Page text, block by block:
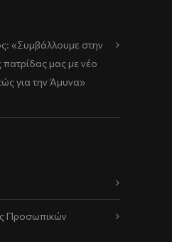
«Συμβάλλουμε στην
πατρίδας μας με νέο
για την Άμυνα»
Προσωπικών